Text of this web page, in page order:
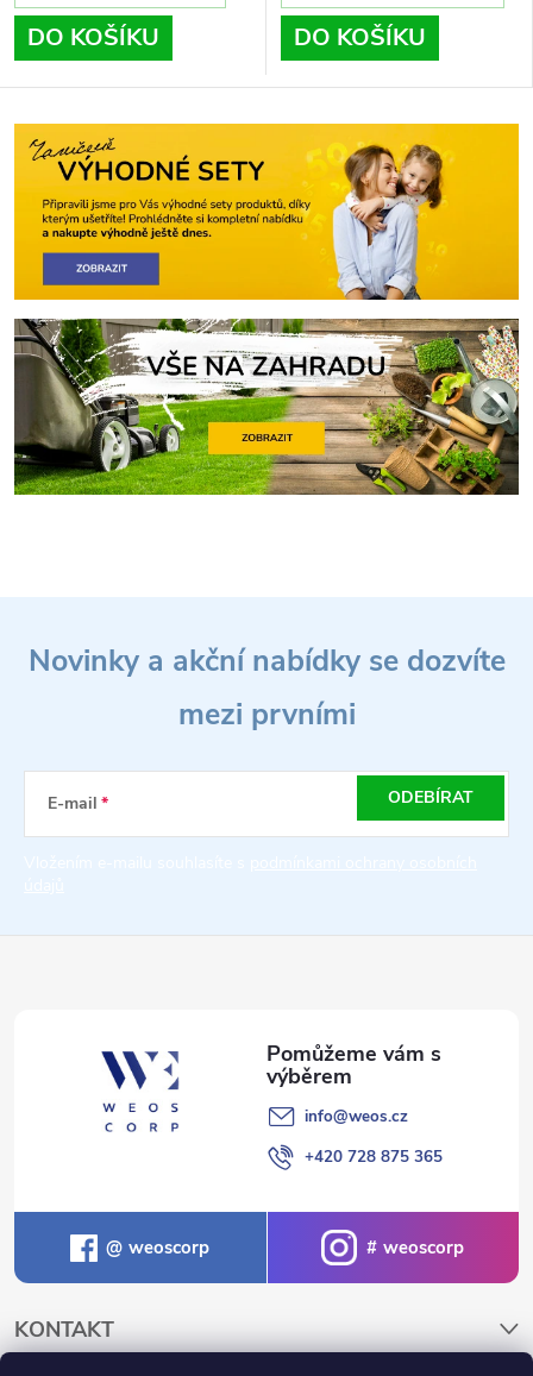
DO KOŠÍKU DO KOŠÍKU
í
Novinky a akční nabídky se dozvíte
mezi prvními
E-mail ODEBÍRAT
info@weos.cz
+420 728 875 365
weoscorp weoscorp
KONTAKT